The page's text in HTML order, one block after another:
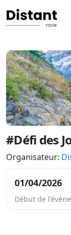
#Défi des
Organisateur:
01/04/2026
Début de